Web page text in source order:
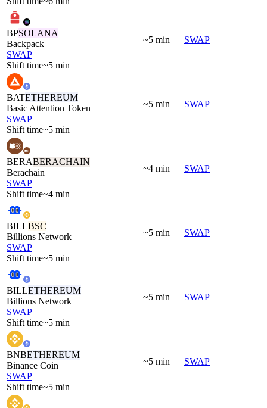
BPSOLANA
Backpack
SWAP
Shift time~5 min
~5 min SWAP
BATETHEREUM
Basic Attention Token
SWAP
Shift time~5 min
~5 min SWAP
BERABERACHAIN
Berachain
SWAP
Shift time~4 min
~4 min SWAP
BILLBSC
Billions Network
SWAP
Shift time~5 min
~5 min SWAP
BILLETHEREUM
Billions Network
SWAP
Shift time~5 min
~5 min SWAP
BNBETHEREUM
Binance Coin
SWAP
Shift time~5 min
~5 min SWAP